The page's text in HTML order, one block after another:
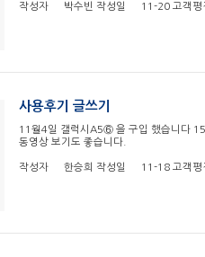
작성자 박수빈 작성일 11-20 고객평
사용후기 글쓰기
11월4일 갤럭시A5⑥ 을 구입 했습니다
동영상 보기도 좋습니다.
작성자 한승희 작성일 11-18 고객평